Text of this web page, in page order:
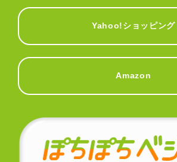
Yahoo!ショッピング
Amazon